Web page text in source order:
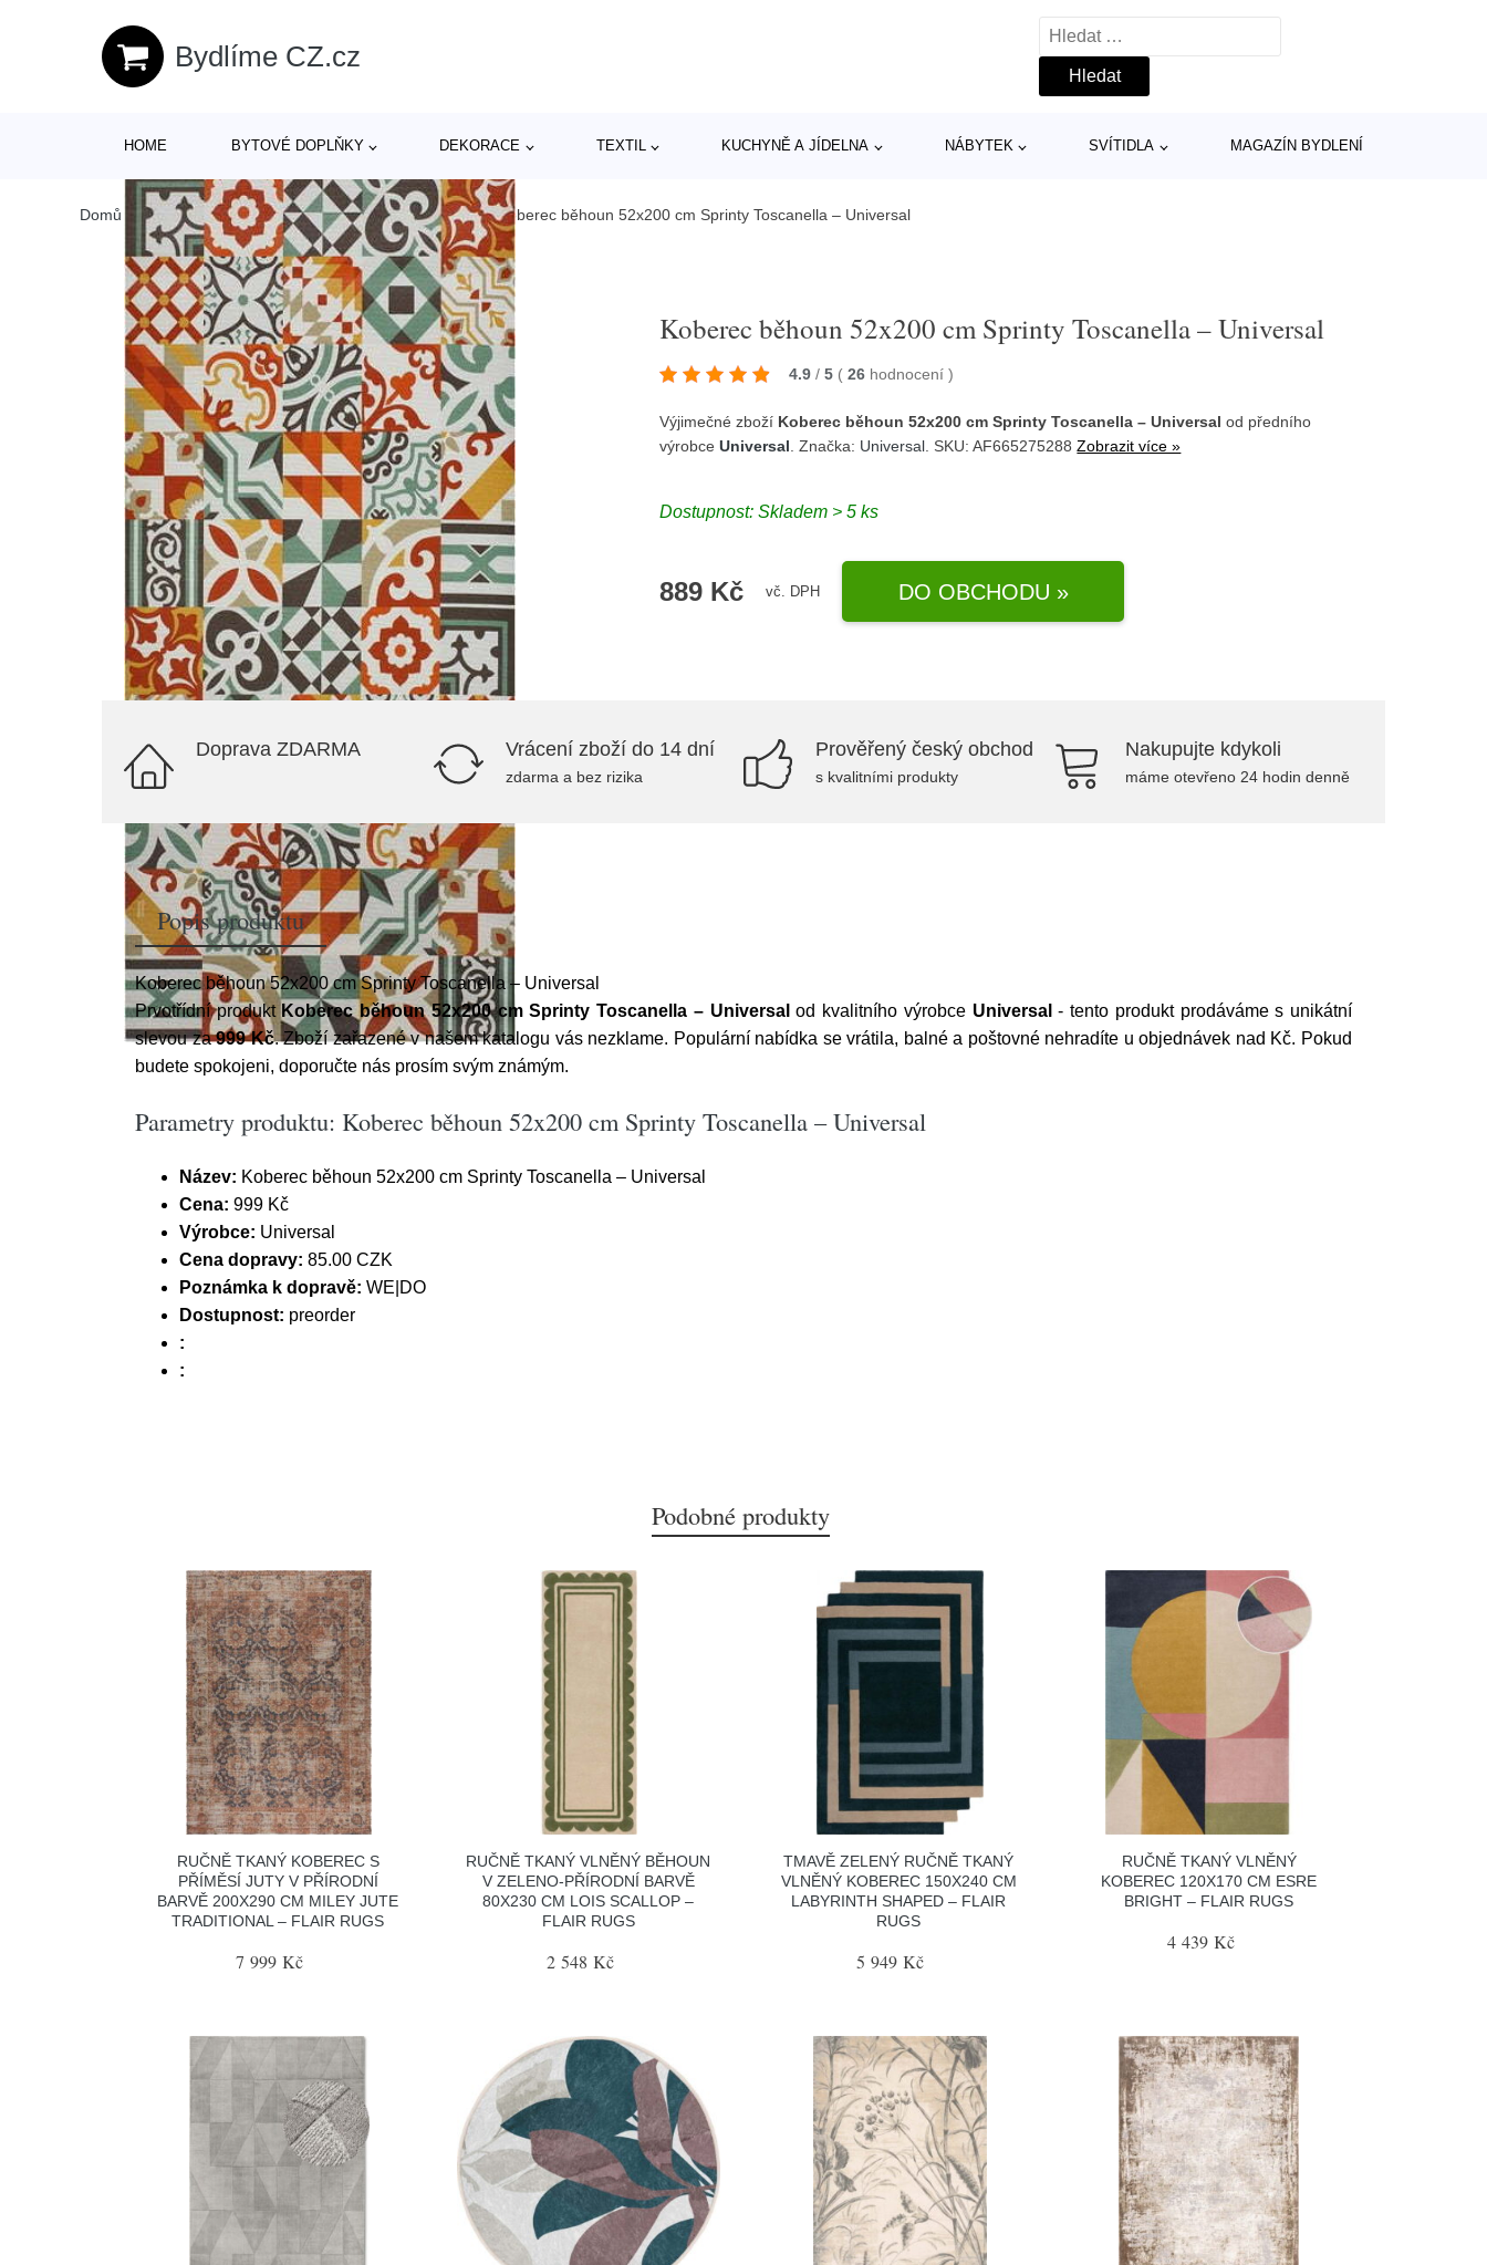
Bydlíme CZ.cz
Vyhledávání
HOME BYTOVÉ DOPLŇKY DEKORACE TEXTIL KUCHYNĚ A JÍDELNA NÁBYTEK SVÍTIDLA MAGAZÍN BYDLENÍ
Domů Produkty > Textil > Koberce a rohožky > Koberce/Koberec běhoun 52x200 cm Sprinty Toscanella – Universal
Koberec běhoun 52x200 cm Sprinty Toscanella – Universal
4.9 / 5 ( 26 hodnocení)
Výjimečné zboží Koberec běhoun 52x200 cm Sprinty Toscanella – Universal od předního
výrobceUniversal . Značka: Universal . SKU: AF665275288Zobrazit více »
Dostupnost:Skladem > 5 ks
889 Kč vč. DPH DO OBCHODU »
Doprava ZDARMA Vrácení zboží do 14 dní
zdarma a bez rizika
Prověřený český obchod
s kvalitními produkty
Nakupujte kdykoli
máme otevřeno 24 hodin denně
Popis produktu
Koberec běhoun 52x200 cm Sprinty Toscanella – Universal
Prvotřídní produkt Koberec běhoun 52x200 cm Sprinty Toscanella – Universal od kvalitního výrobce Universal - tento produkt prodáváme s unikátní
slevou za999 Kč. Zboží zařazené v našem katalogu vás nezklame. Populární nabídka se vrátila, balné a poštovné nehradíte u objednávek nad Kč. Pokud
budete spokojeni, doporučte nás prosím svým známým.
Parametry produktu: Koberec běhoun 52x200 cm Sprinty Toscanella – Universal
Název: Koberec běhoun 52x200 cm Sprinty Toscanella – Universal
Cena: 999 Kč
Výrobce: Universal
Cena dopravy: 85.00 CZK
Poznámka k dopravě: WE|DO
Dostupnost: preorder
:
:
Podobné produkty
RUČNĚ TKANÝ KOBEREC S
PŘÍMĚSÍ JUTY V PŘÍRODNÍ
BARVĚ 200X290 CM MILEY JUTE
TRADITIONAL – FLAIR RUGS
7 999 Kč
RUČNĚ TKANÝ VLNĚNÝ BĚHOUN
V ZELENO-PŘÍRODNÍ BARVĚ
80X230 CM LOIS SCALLOP –
FLAIR RUGS
2 548 Kč
TMAVĚ ZELENÝ RUČNĚ TKANÝ
VLNĚNÝ KOBEREC 150X240 CM
LABYRINTH SHAPED – FLAIR
RUGS
5 949 Kč
RUČNĚ TKANÝ VLNĚNÝ
KOBEREC 120X170 CM ESRE
BRIGHT – FLAIR RUGS
4 439 Kč